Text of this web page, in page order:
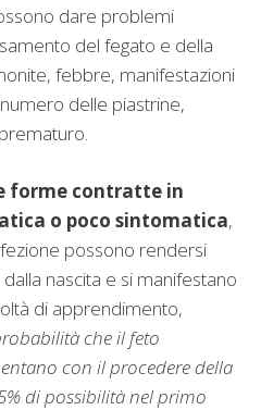
dare problemi
del fegato e della
febbre, manifestazioni
delle piastrine,
forme contratte in
o poco sintomatica,
possono rendersi
nascita e si manifestano
di apprendimento,
che il feto
con il procedere della
di possibilità nel primo